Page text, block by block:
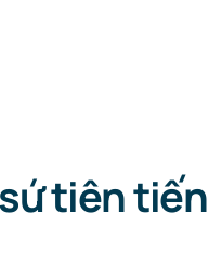
tiên tiến